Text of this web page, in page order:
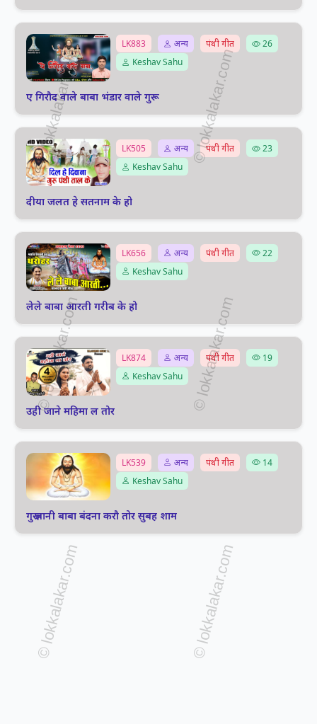
LK883 अन्य पंथी गीत
26
Keshav Sahu
ए गिरौद वाले बाबा भंडार वाले गुरू
LK505 अन्य पंथी गीत
23
Keshav Sahu
दीया जलत हे सतनाम के हो
LK656 अन्य पंथी गीत
22
Keshav Sahu
लेले बाबा आरती गरीब के हो
LK874 अन्य पंथी गीत
19
Keshav Sahu
उही जाने महिमा ल तोर
LK539 अन्य पंथी गीत
14
Keshav Sahu
गुरू ज्ञानी बाबा बंदना करौ तोर सुबह शाम